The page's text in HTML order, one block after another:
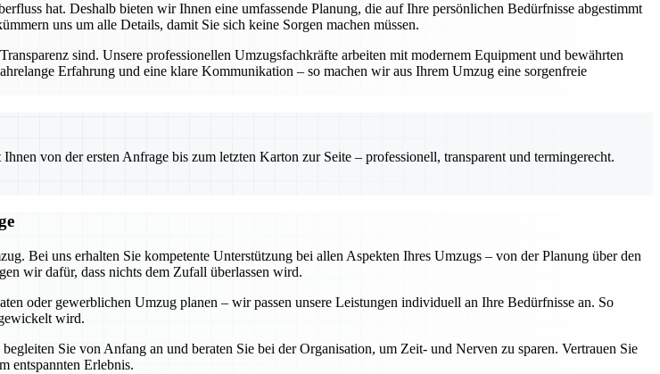
hat. Deshalb bieten wir Ihnen eine umfassende Planung, die auf Ihre persönlichen Bedürfnisse abgestimmt
uns um alle Details, damit Sie sich keine Sorgen machen müssen.
sind. Unsere professionellen Umzugsfachkräfte arbeiten mit modernem Equipment und bewährten
Erfahrung und eine klare Kommunikation – so machen wir aus Ihrem Umzug eine sorgenfreie
von der ersten Anfrage bis zum letzten Karton zur Seite – professionell, transparent und termingerecht.
Bei uns erhalten Sie kompetente Unterstützung bei allen Aspekten Ihres Umzugs – von der Planung über den
wir dafür, dass nichts dem Zufall überlassen wird.
oder gewerblichen Umzug planen – wir passen unsere Leistungen individuell an Ihre Bedürfnisse an. So
wird.
Sie von Anfang an und beraten Sie bei der Organisation, um Zeit- und Nerven zu sparen. Vertrauen Sie
entspannten Erlebnis.